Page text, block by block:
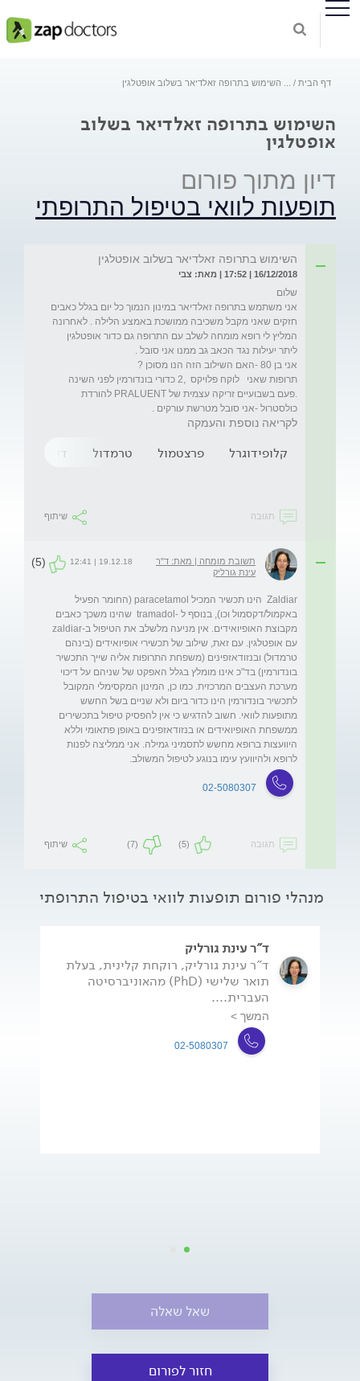
דף הבית השימוש בתרופה זאלדיאר בשלוב אופטלגין
השימוש בתרופה זאלדיאר בשלוב
אופטלגין
דיון מתוך פורום
תופעות לוואי בטיפול התרופתי
השימוש בתרופה זאלדיאר בשלוב אופטלגין
16/12/2018 | 17:52 | מאת: צבי
אני משתמש בתרופה זאלדיאר במינון הנמוך כל יום בגלל כאבים
חזקים שאני מקבל משכיבה ממושכת באמצע הלילה . לאחרונה
המליץ לי רופא מומחה לשלב עם התרופה גם כדור אופטלגין
תרופות שאני   לוקח פלויקס  ,2 כדורי בונדורמין לפני השינה
.פעם בשבועיים זריקה עצמית של PRALUENT להורדת
כולסטרול -אני סובל מטרשת עורקים .
לקריאה נוספת והעמקה
קלופידוגרל פרצטמול טרמדול דיפירון
תגובה שיתוף
תשובת מומחה | מאת: ד"ר
עינת גורליק
19.12.18 | 12:41
(5)
Zaldiar  הינו תכשיר המכיל paracetamol (החומר הפעיל
באקמול/דקסמול וכו), בנוסף ל -tramadol  שהינו משכך כאבים
עם אופטלגין. עם זאת, שילוב של תכשירי אופיואידים (בינהם
טרמדול) ובנזודאזפינים (משפחת התרופות אליה שייך התכשיר
בונדורמין) בד"כ אינו מומלץ בגלל האפקט של שניהם על דיכוי
מערכת העצבים המרכזית. כמו כן, המינון המקסימלי המקובל
לתכשיר בונדורמין הינו כדור ביום ולא שניים בשל החשש
מתופעות לוואי. חשוב להדגיש כי אין להפסיק טיפול בתכשירים
ממשפחת האופיואידים או בנזודאזפינים באופן פתאומי וללא
היוועצות ברופא מחשש לתסמיני גמילה. אני ממליצה לפנות
לרופא ולהיוועץ עימו בנוגע לטיפול המשולב.
02-5080307
תגובה (5)
(7) שיתוף
מנהלי פורום תופעות לוואי בטיפול התרופתי
ד"ר עינת גורליק
ד"ר עינת גורליק, רוקחת קלינית, בעלת
תואר שלישי (PhD) מהאוניברסיטה
העברית....
המשך >
02-5080307
שאל שאלה
חזור לפורום